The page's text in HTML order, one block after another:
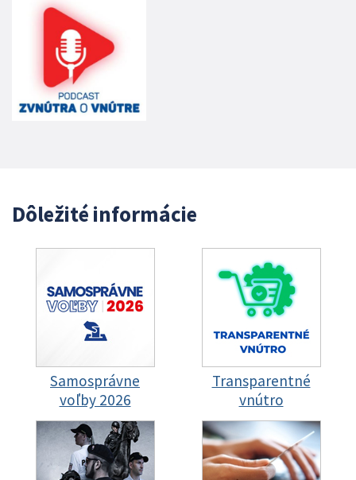
Dôležité informácie
Samosprávne
voľby 2026
Transparentné
vnútro